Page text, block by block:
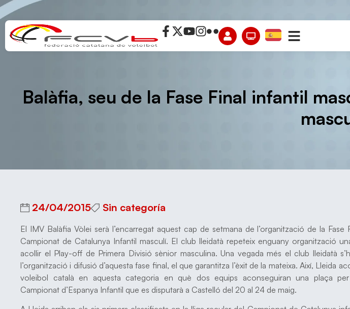
Balàfia, seu de la Fase Final infantil
24/04/2015 Sin categoría
El IMV Balàfia Vòlei serà l’encarregat aquest cap de setmana de l’organització de la Fase
Campionat de Catalunya Infantil masculí. El club lleidatà repeteix enguany organització
acollir el Play-off de Primera Divisió sènior masculina. Una vegada més el club lleidatà
l’organització i difusió d’aquesta fase final, el que garantitza l’èxit de la mateixa. Així, Lleida
voleibol català en aquesta categoria en què dos equips aconseguiran una plaça
Campionat d’Espanya Infantil que es disputarà a Castelló del 20 al 24 de maig.